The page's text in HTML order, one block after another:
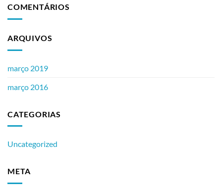
COMENTÁRIOS
ARQUIVOS
março 2019
março 2016
CATEGORIAS
Uncategorized
META